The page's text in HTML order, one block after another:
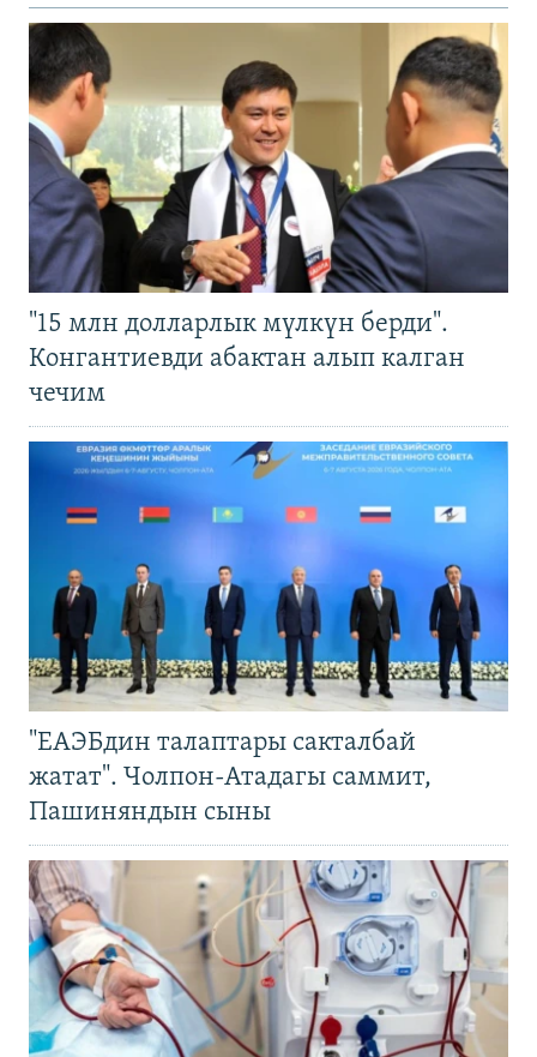
"15 млн долларлык мүлкүн берди".
Конгантиевди абактан алып калган
чечим
"ЕАЭБдин талаптары сакталбай
жатат". Чолпон-Атадагы саммит,
Пашиняндын сыны